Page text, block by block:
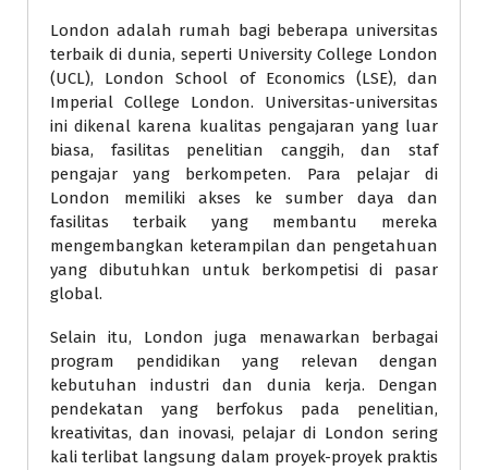
London adalah rumah bagi beberapa universitas
terbaik di dunia, seperti University College London
(UCL), London School of Economics (LSE), dan
Imperial College London. Universitas-universitas
ini dikenal karena kualitas pengajaran yang luar
biasa, fasilitas penelitian canggih, dan staf
pengajar yang berkompeten. Para pelajar di
London memiliki akses ke sumber daya dan
fasilitas terbaik yang membantu mereka
mengembangkan keterampilan dan pengetahuan
yang dibutuhkan untuk berkompetisi di pasar
global.
Selain itu, London juga menawarkan berbagai
program pendidikan yang relevan dengan
kebutuhan industri dan dunia kerja. Dengan
pendekatan yang berfokus pada penelitian,
kreativitas, dan inovasi, pelajar di London sering
kali terlibat langsung dalam proyek-proyek praktis